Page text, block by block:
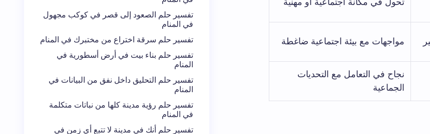
تحول في مكانة اجتماعية أو مهنية
مواجهات مع بيئة اجتماعية ضاغطة
نجاح في التعامل مع التحديات
الجماعية
تفسير حلم الصعود إلى قصر في كوكب مجهول
في المنام
تفسير حلم سرقة اختراع من مختبرك في المنام
تفسير حلم بناء بيت في أرض أسطورية في
المنام
تفسير حلم التحليق داخل نفق من البيانات في
المنام
تفسير حلم رؤية مدينة كلها من نباتات متكلمة
في المنام
تفسير حلم أنك في مدينة لا تتبع أي زمن في